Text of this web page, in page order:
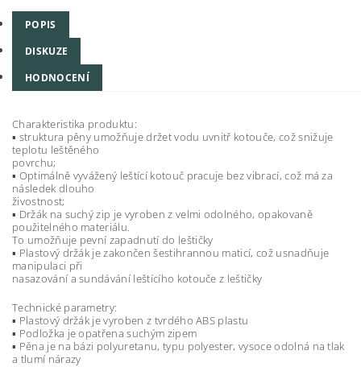
POPIS
DISKUZE
HODNOCENÍ
Charakteristika produktu:
▪ struktura pěny umožňuje držet vodu uvnitř kotouče, což snižuje
teplotu leštěného
povrchu;
▪ Optimálně vyvážený leštící kotouč pracuje bez vibrací, což má za
následek dlouho
živostnost;
▪ Držák na suchý zip je vyroben z velmi odolného, opakovaně
použitelného materiálu.
To umožňuje pevní zapadnutí do leštičky
▪ Plastový držák je zakončen šestihrannou maticí, což usnadňuje
manipulaci při
nasazování a sundávání leštícího kotouče z leštičky
Technické parametry:
▪ Plastový držák je vyroben z tvrdého ABS plastu
▪ Podložka je opatřena suchým zipem
▪ Pěna je na bázi polyuretanu, typu polyester, vysoce odolná na tlak
a tlumí nárazy